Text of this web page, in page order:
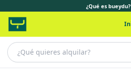
¿Qué es bueydu?